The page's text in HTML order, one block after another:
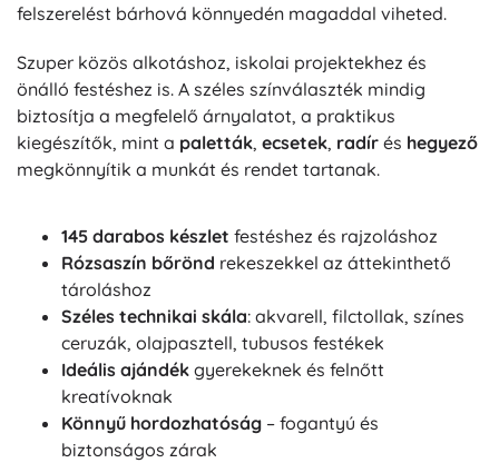
felszerelést bárhová könnyedén magaddal viheted.
Szuper közös alkotáshoz, iskolai projektekhez és
önálló festéshez is. A széles színválaszték mindig
biztosítja a megfelelő árnyalatot, a praktikus
kiegészítők, mint a paletták, ecsetek, radír és hegyező
megkönnyítik a munkát és rendet tartanak.
145 darabos készlet festéshez és rajzoláshoz
Rózsaszín bőrönd rekeszekkel az áttekinthető
tároláshoz
Széles technikai skála: akvarell, filctollak, színes
ceruzák, olajpasztell, tubusos festékek
Ideális ajándék gyerekeknek és felnőtt
kreatívoknak
Könnyű hordozhatóság – fogantyú és
biztonságos zárak